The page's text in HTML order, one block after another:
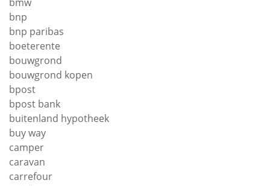
bnp
bnp paribas
boeterente
bouwgrond
bouwgrond kopen
bpost
bpost bank
buitenland hypotheek
buy way
camper
caravan
carrefour